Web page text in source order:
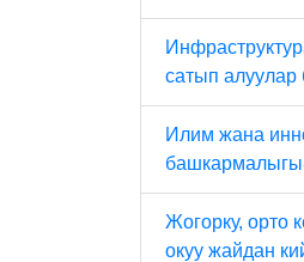
сатып
Илим жана
башкармалыгы
Жогорку, орто
окуу жайдан